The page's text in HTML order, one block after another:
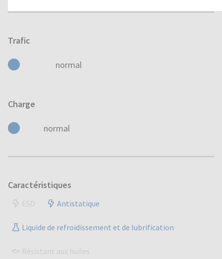
Trafic
normal
Charge
normal
Caractéristiques
ESD Antistatique
Liquide de refroidissement et de lubrification
Résistant aux huiles